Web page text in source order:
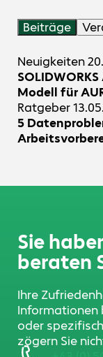
Beiträge
Neuigkeiten
Modell für
Ratgeber
5
Sie
beraten
Ihre
Informationen
oder
zögern Sie